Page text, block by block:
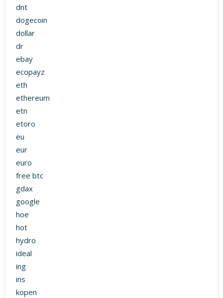
dnt
dogecoin
dollar
dr
ebay
ecopayz
eth
ethereum
etn
etoro
eu
eur
euro
free btc
gdax
google
hoe
hot
hydro
ideal
ing
ins
kopen